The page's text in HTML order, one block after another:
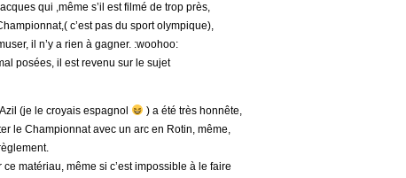
qui ,même s’il est filmé de trop près,
c’est pas du sport olympique),
il n’y a rien à gagner. :woohoo:
posées, il est revenu sur le sujet
(je le croyais espagnol
) a été très honnête,
le Championnat avec un arc en Rotin, même,
ce matériau, même si c’est impossible à le faire